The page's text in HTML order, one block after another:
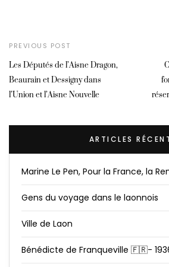
PREVIOUS POST
Les Députés de l’Aisne Dragon,
Beaurain et Dessigny dans
l’Union et l’Aisne Nouvelle
ARTICLES
Marine Le Pen, Pour la France, la
Gens du voyage dans le laonnois
Ville de Laon
Bénédicte de Franqueville 🇫🇷-